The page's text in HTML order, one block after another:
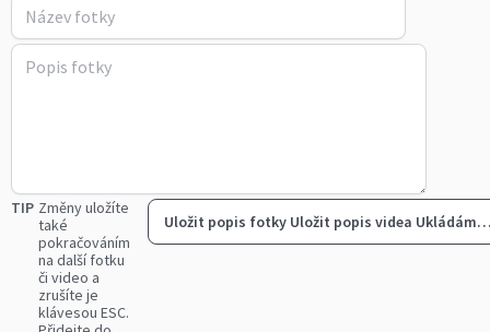
TIP Změny uložíte
také
pokračováním
na další fotku
či video a
zrušíte je
klávesou ESC.
Uložit popis fotky Uložit popis videa